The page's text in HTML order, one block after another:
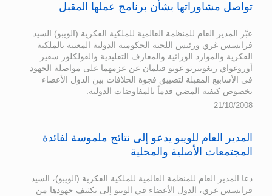
تواصل مشاوراتها بشأن برنامج عملها المقبل
عبّر المدير العام للمنظمة العالمية للملكية الفكرية (الويبو) السيد
فرانسس غري ورئيس اللجنة الحكومية الدولية المعنية بالملكية
الفكرية والموارد الوراثية والمعارف التقليدية والفولكلور سفير
أوروغواي ريغوبيرتو غوتو فيلمان عن عزمهما على مواصلة الجهود
في الأسابيع المقبلة لتضييق فجوة الخلافات بين الدول الأعضاء
بخصوص كيفية المضي قدماً بالمفاوضات الدولية.
21/10/2008
المدير العام للويبو يدعو إلى نتائج ملموسة لفائدة
المجتمعات الأصلية والمحلية
دعا المدير العام للمنظمة العالمية للملكية الفكرية (الويبو)، السيد
فرانسس غري، الدول الأعضاء في الويبو إلى تكثيف جهودها من